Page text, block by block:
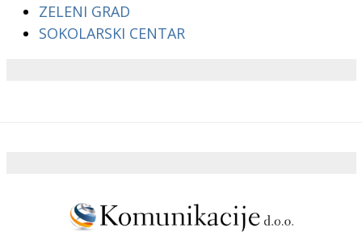
ZELENI GRAD
SOKOLARSKI CENTAR